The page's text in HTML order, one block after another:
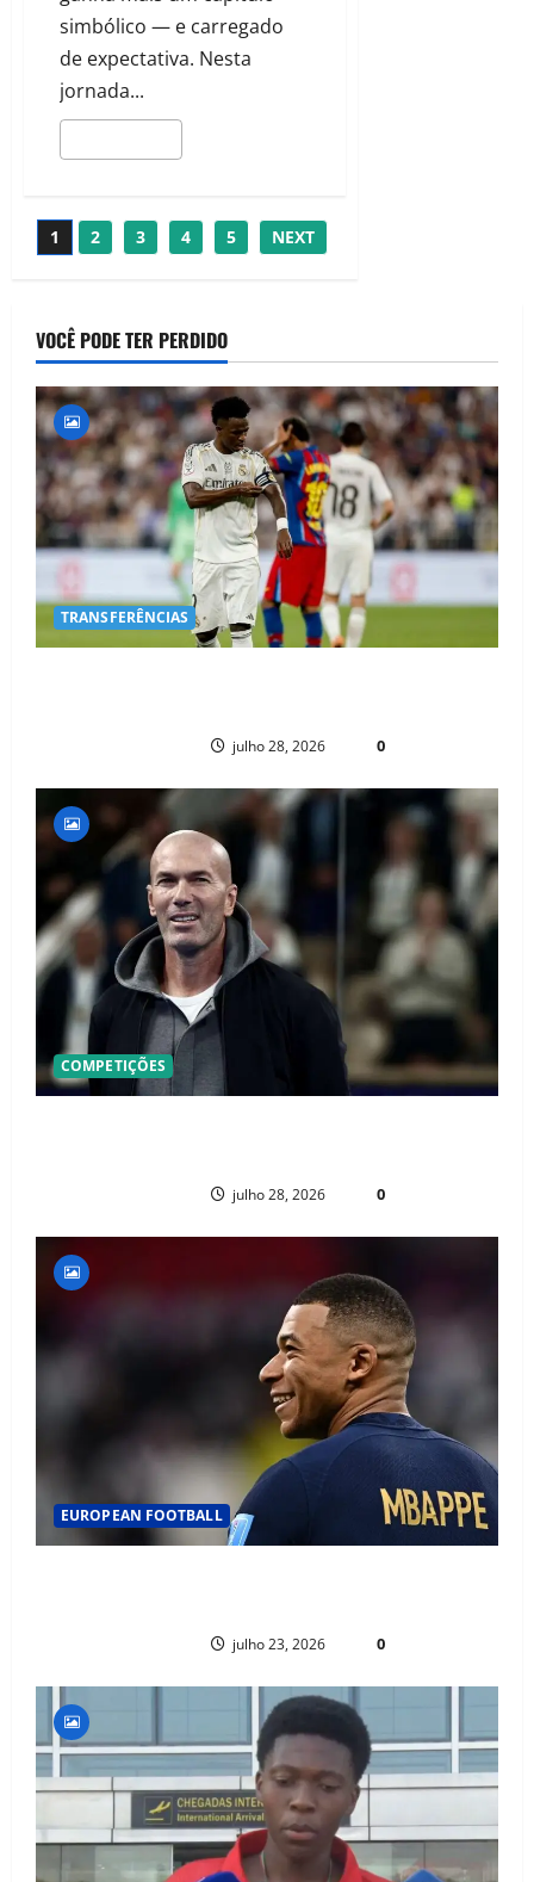
simbólico — e carregado
de expectativa. Nesta
jornada...
1 2 3 4 5 NEXT
VOCÊ PODE TER PERDIDO
TRANSFERÊNCIAS
julho 28, 2026 0
COMPETIÇÕES
julho 28, 2026 0
EUROPEAN FOOTBALL
julho 23, 2026 0